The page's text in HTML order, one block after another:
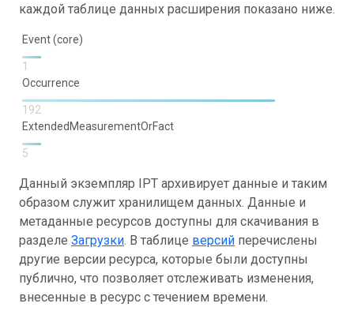
каждой таблице данных расширения показано ниже.
Event (core)
1
Occurrence
192
ExtendedMeasurementOrFact
5
Данный экземпляр IPT архивирует данные и таким
образом служит хранилищем данных. Данные и
метаданные ресурсов доступны для скачивания в
разделе Загрузки. В таблице версий перечислены
другие версии ресурса, которые были доступны
публично, что позволяет отслеживать изменения,
внесенные в ресурс с течением времени.